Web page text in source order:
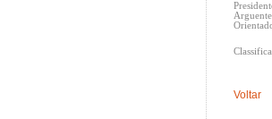
Voltar